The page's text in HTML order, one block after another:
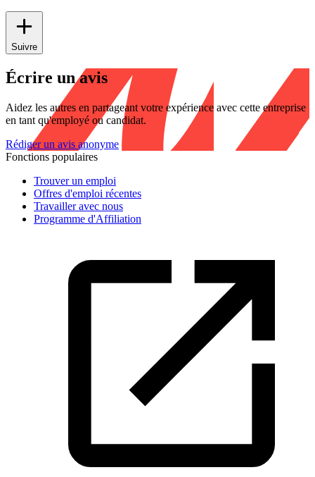
Suivre
Écrire un avis
Aidez les autres en partageant votre expérience avec cette entreprise
en tant qu'employé ou candidat.
Rédiger un avis anonyme
Fonctions populaires
Trouver un emploi
Offres d'emploi récentes
Travailler avec nous
Programme d'Affiliation